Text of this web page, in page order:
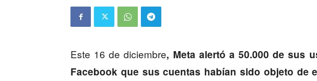
Este 16 de diciembre, Meta alertó a 50.000 de sus
Facebook que sus cuentas habían sido objeto de